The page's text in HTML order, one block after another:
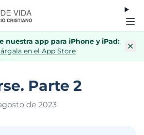
nuestra app para iPhone y iPad:
en el App Store
Parte 2
de 2023